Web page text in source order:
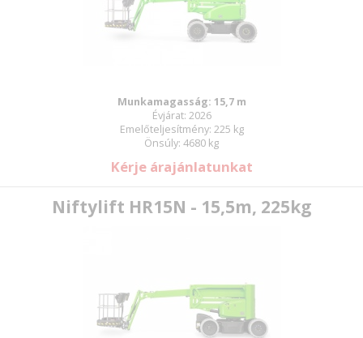
Munkamagasság: 15,7 m
Évjárat: 2026
Emelőteljesítmény: 225 kg
Önsúly: 4680 kg
Kérje árajánlatunkat
Niftylift HR15N - 15,5m, 225kg